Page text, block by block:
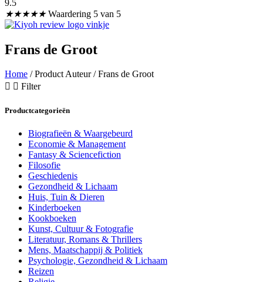
9.5
★★★★★ Waardering 5 van 5
Frans de Groot
Home / Product Auteur / Frans de Groot
Filter
Productcategorieën
Biografieën & Waargebeurd
Economie & Management
Fantasy & Sciencefiction
Filosofie
Geschiedenis
Gezondheid & Lichaam
Huis, Tuin & Dieren
Kinderboeken
Kookboeken
Kunst, Cultuur & Fotografie
Literatuur, Romans & Thrillers
Mens, Maatschappij & Politiek
Psychologie, Gezondheid & Lichaam
Reizen